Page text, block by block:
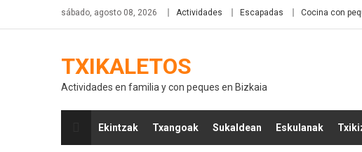
sábado, agosto 08, 2026 Actividades Escapadas Cocina con
TXIKALETOS
Actividades en familia y con peques en Bizkaia
Ekintzak Txangoak Sukaldean Eskulanak